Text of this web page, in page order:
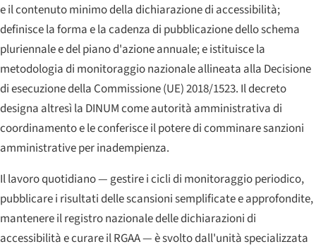
e il contenuto minimo della dichiarazione di accessibilità;
definisce la forma e la cadenza di pubblicazione dello schema
pluriennale e del piano d'azione annuale; e istituisce la
metodologia di monitoraggio nazionale allineata alla Decisione
di esecuzione della Commissione (UE) 2018/1523. Il decreto
designa altresì la DINUM come autorità amministrativa di
coordinamento e le conferisce il potere di comminare sanzioni
amministrative per inadempienza.
Il lavoro quotidiano — gestire i cicli di monitoraggio periodico,
pubblicare i risultati delle scansioni semplificate e approfondite,
mantenere il registro nazionale delle dichiarazioni di
accessibilità e curare il RGAA — è svolto dall'unità specializzata